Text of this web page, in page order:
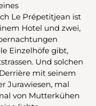
Le Prépetitjean ist
Hotel und zwei,
Einzelhöfe gibt,
Und solchen
mit seinem
Jurawiesen, mal
von Mutterkühen